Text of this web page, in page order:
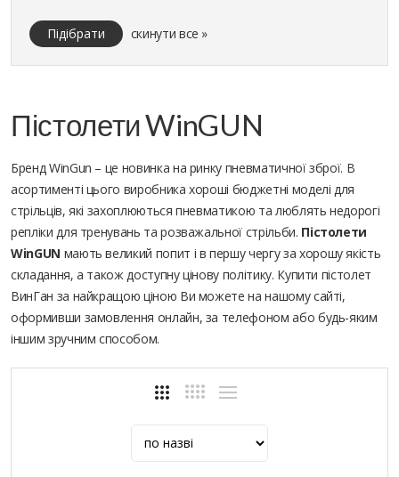
Підібрати скинути все »
Пістолети WinGUN
Бренд WinGun – це новинка на ринку пневматичної зброї. В
асортименті цього виробника хороші бюджетні моделі для
стрільців, які захоплюються пневматикою та люблять недорогі
репліки для тренувань та розважальної стрільби. Пістолети
WinGUN мають великий попит і в першу чергу за хорошу якість
складання, а також доступну цінову політику. Купити пістолет
ВинГан за найкращою ціною Ви можете на нашому сайті,
оформивши замовлення онлайн, за телефоном або будь-яким
іншим зручним способом.